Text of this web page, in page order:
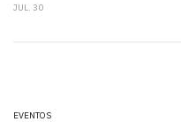
JUL. 30
EVENTOS